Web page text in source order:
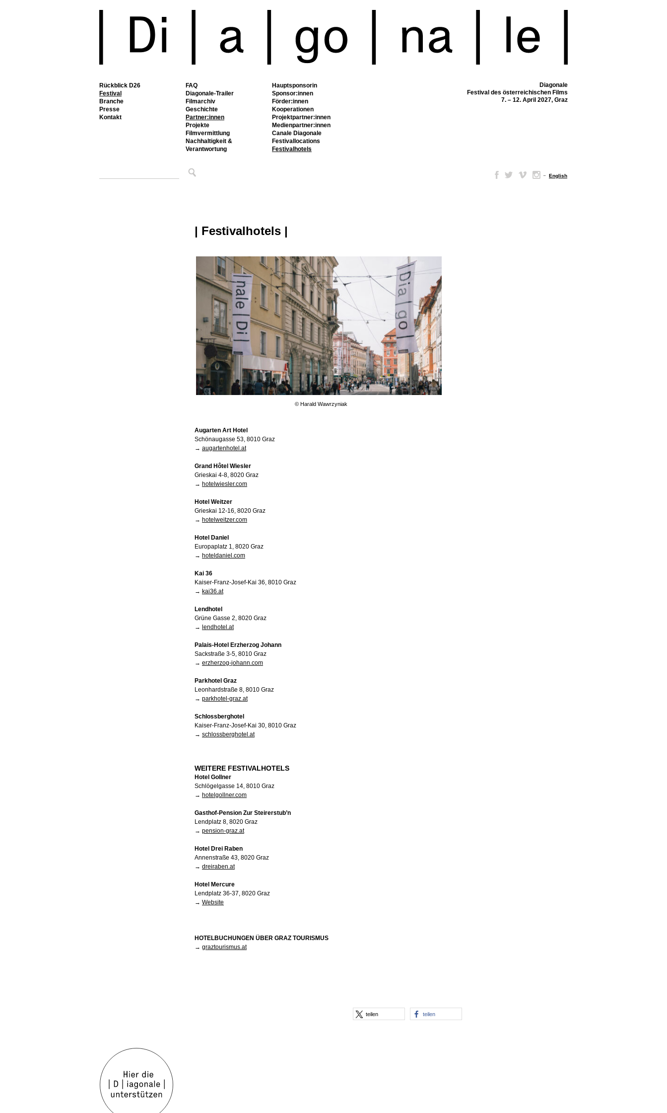
Rückblick D26
Festival
FAQ
Diagonale-Trailer
Filmarchiv
Geschichte
Partner:innen
Hauptsponsorin
Sponsor:innen
Förder:innen
Kooperationen
Projektpartner:innen
Medienpartner:innen
Canale Diagonale
Festivallocations
Festivalhotels
Projekte
Filmvermittlung
Nachhaltigkeit &
Verantwortung
Branche
Presse
Kontakt
Diagonale
Festival des österreichischen Films
7. – 12. April 2027, Graz
– English
| Festivalhotels |
© Harald Wawrzyniak
Augarten Art Hotel
Schönaugasse 53, 8010 Graz
→ augartenhotel.at
Grand Hôtel Wiesler
Grieskai 4-8, 8020 Graz
→ hotelwiesler.com
Hotel Weitzer
Grieskai 12-16, 8020 Graz
→ hotelweitzer.com
Hotel Daniel
Europaplatz 1, 8020 Graz
→ hoteldaniel.com
Kai 36
Kaiser-Franz-Josef-Kai 36, 8010 Graz
→ kai36.at
Lendhotel
Grüne Gasse 2, 8020 Graz
→ lendhotel.at
Palais-Hotel Erzherzog Johann
Sackstraße 3-5, 8010 Graz
→ erzherzog-johann.com
Parkhotel Graz
Leonhardstraße 8, 8010 Graz
→ parkhotel-graz.at
Schlossberghotel
Kaiser-Franz-Josef-Kai 30, 8010 Graz
→ schlossberghotel.at
WEITERE FESTIVALHOTELS
Hotel Gollner
Schlögelgasse 14, 8010 Graz
→ hotelgollner.com
Gasthof-Pension Zur Steirerstub’n
Lendplatz 8, 8020 Graz
→ pension-graz.at
Hotel Drei Raben
Annenstraße 43, 8020 Graz
→ dreiraben.at
Hotel Mercure
Lendplatz 36-37, 8020 Graz
→ Website
HOTELBUCHUNGEN ÜBER GRAZ TOURISMUS
→ graztourismus.at
teilen teilen